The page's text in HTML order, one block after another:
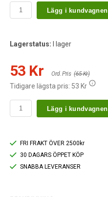
Lägg i kundvagnen
Lagerstatus: I lager
53 Kr Ord. Pris (65 Kr)
Tidigare lägsta pris: 53 Kr
Lägg i kundvagnen
FRI FRAKT ÖVER 2500kr
30 DAGARS ÖPPET KÖP
SNABBA LEVERANSER